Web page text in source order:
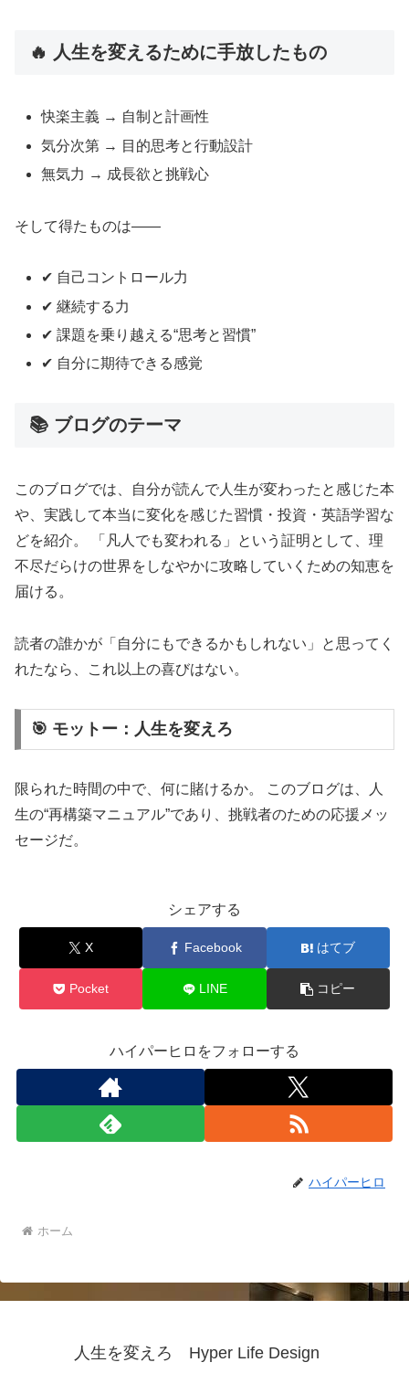
🔥 人生を変えるために手放したもの
快楽主義 → 自制と計画性
気分次第 → 目的思考と行動設計
無気力 → 成長欲と挑戦心
そして得たものは――
✔ 自己コントロール力
✔ 継続する力
✔ 課題を乗り越える“思考と習慣”
✔ 自分に期待できる感覚
📚 ブログのテーマ
このブログでは、自分が読んで人生が変わったと感じた本
や、実践して本当に変化を感じた習慣・投資・英語学習な
どを紹介。 「凡人でも変われる」という証明として、理
不尽だらけの世界をしなやかに攻略していくための知恵を
届ける。
読者の誰かが「自分にもできるかもしれない」と思ってく
れたなら、これ以上の喜びはない。
🎯 モットー：人生を変えろ
限られた時間の中で、何に賭けるか。 このブログは、人
生の“再構築マニュアル”であり、挑戦者のための応援メッ
セージだ。
シェアする
X Facebook はてブ
Pocket LINE コピー
ハイパーヒロをフォローする
ハイパーヒロ
ホーム
人生を変えろ Hyper Life Design